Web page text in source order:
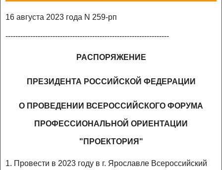
16 августа 2023 года N 259-рп
------------------------------------------------------------------
РАСПОРЯЖЕНИЕ
ПРЕЗИДЕНТА РОССИЙСКОЙ ФЕДЕРАЦИИ
О ПРОВЕДЕНИИ ВСЕРОССИЙСКОГО ФОРУМА
ПРОФЕССИОНАЛЬНОЙ ОРИЕНТАЦИИ
"ПРОЕКТОРИЯ"
1. Провести в 2023 году в г. Ярославле Всероссийский